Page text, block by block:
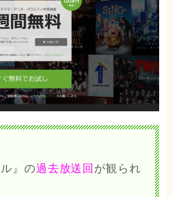
』の過去放送回 が観られ